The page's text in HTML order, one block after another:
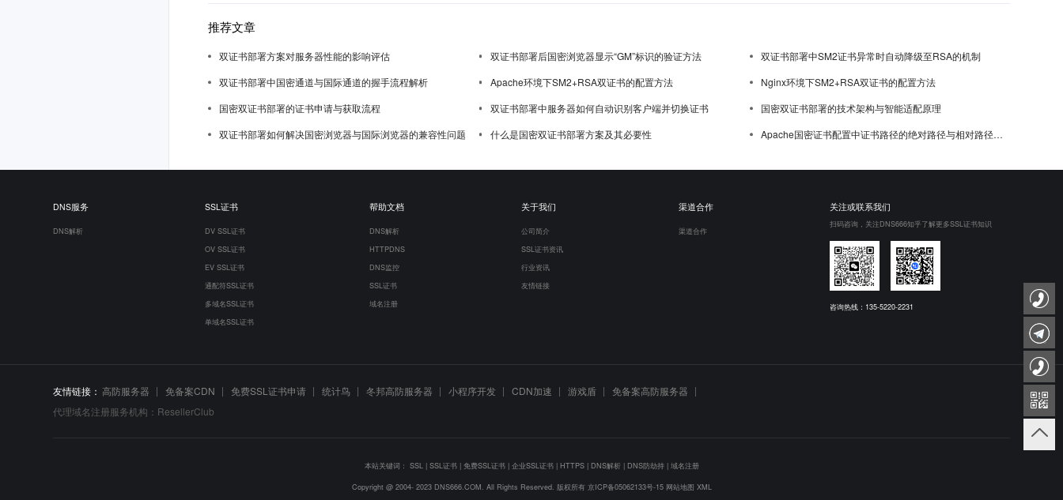
推荐文章
双证书部署方案对服务器性能的影响评估 双证书部署后国密浏览器显示“GM”标识的验证方法
双证书部署中SM2证书异常时自动降级至RSA的机制
双证书部署中国密通道与国际通道的握手流程解析
Apache环境下SM2+RSA双证书的配置方法
Nginx环境下SM2+RSA双证书的配置方法
国密双证书部署的证书申请与获取流程
双证书部署中服务器如何自动识别客户端并切换证书
国密双证书部署的技术架构与智能适配原理
双证书部署如何解决国密浏览器与国际浏览器的兼容性问题
什么是国密双证书部署方案及其必要性 Apache国密证书配置中证书路径的绝对路径与相对路径选择
DNS服务
DNS解析
SSL证书
DV SSL证书
OV SSL证书
EV SSL证书
通配符SSL证书
多域名SSL证书
单域名SSL证书
帮助文档
DNS解析
HTTPDNS
DNS监控
SSL证书
域名注册
关于我们
公司简介
SSL证书资讯
行业资讯
友情链接
渠道合作
渠道合作
关注或联系我们
扫码咨询，关注DNS666知乎了解更多SSL证书知识
咨询热线：135-5220-2231
友情链接： 高防服务器 免备案CDN 免费SSL证书申请 统计鸟 冬邦高防服务器 小程序开发 CDN加速 游戏盾
免备案高防服务器
代理域名注册服务机构：ResellerClub
本站关键词： SSL| SSL证书| 免费SSL证书| 企业SSL证书| HTTPS| DNS解析| DNS防劫持| 域名注册
Copyright @ 2004- 2023 DNS666.COM. All Rights Reserved. 版权所有 京ICP备05062133号-15 网站地图 XML